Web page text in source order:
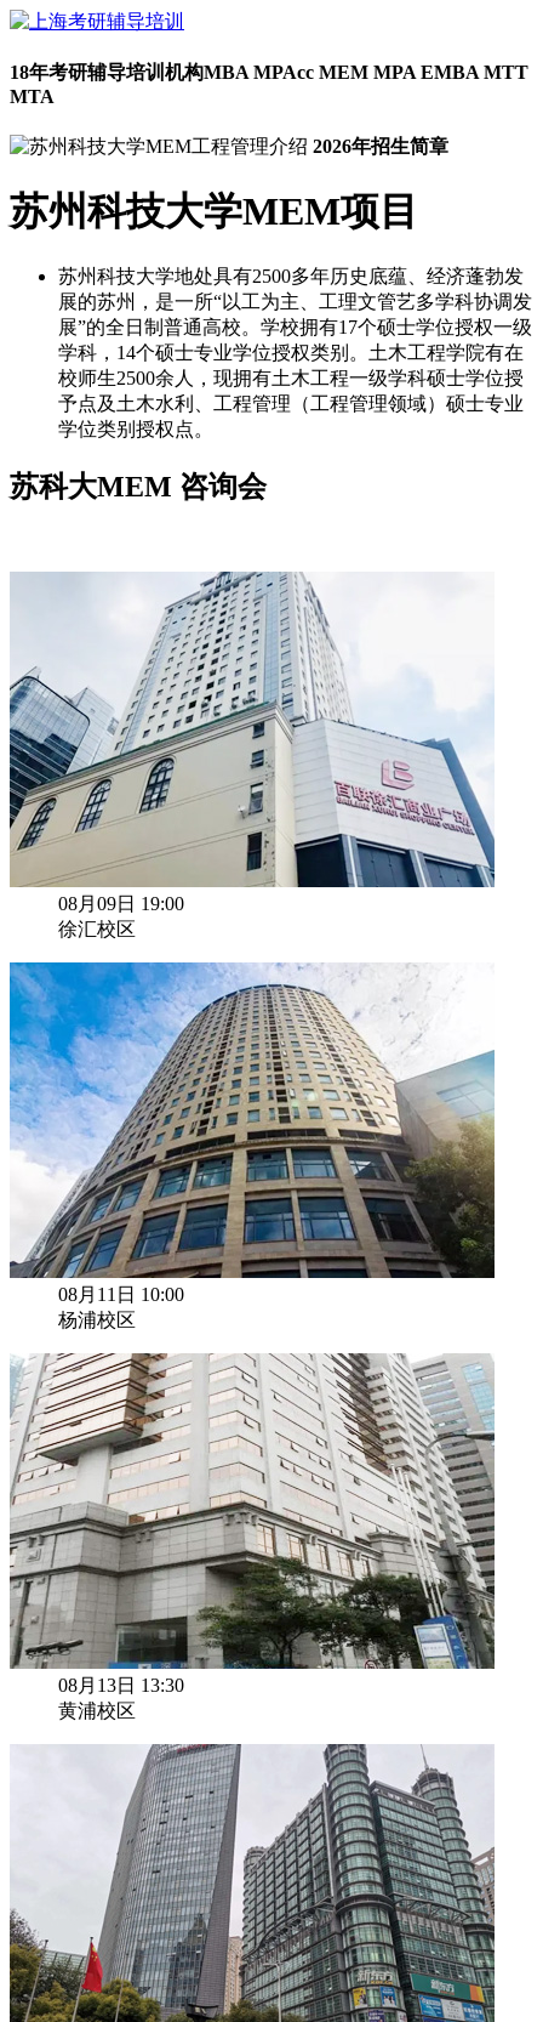
18年考研辅导培训机构MBA MPAcc MEM MPA EMBA MTT
MTA
2026年招生简章
苏州科技大学MEM项目
苏州科技大学地处具有2500多年历史底蕴、经济蓬勃发
展的苏州，是一所“以工为主、工理文管艺多学科协调发
展”的全日制普通高校。学校拥有17个硕士学位授权一级
学科，14个硕士专业学位授权类别。土木工程学院有在
校师生2500余人，现拥有土木工程一级学科硕士学位授
予点及土木水利、工程管理（工程管理领域）硕士专业
学位类别授权点。
苏科大MEM 咨询会
08月09日 19:00
徐汇校区
08月11日 10:00
杨浦校区
08月13日 13:30
黄浦校区